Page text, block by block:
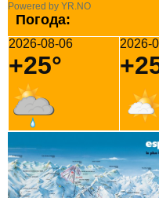
Powered by YR.NO
Погода:
2026-08-06
+25°
2026-